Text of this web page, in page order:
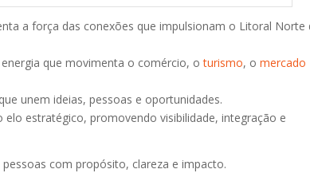
a força das conexões que impulsionam o Litoral Norte
que movimenta o comércio, oturismo, o mercado
unem ideias, pessoas e oportunidades.
estratégico, promovendo visibilidade, integração e
com propósito, clareza e impacto.